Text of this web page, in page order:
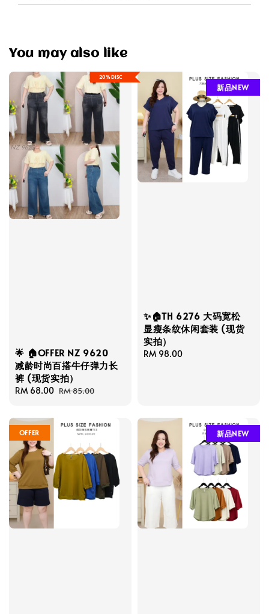
You may also like
20%DISC
🌟 🏠OFFER NZ 9620
减龄时尚百搭牛仔弹力长
裤 (现货实拍）
Sale
RM 68.00 Regular
RM 85.00
新品NEW
✨🏠TH 6276 大码宽松
显瘦条纹休闲套装 (现货
实拍）
Regular
RM 98.00
OFFER 新品NEW